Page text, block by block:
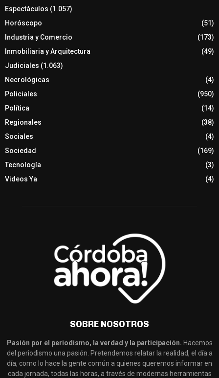
Espectáculos (1.057)
Horóscopo
(51)
Industria y Comercio
(173)
Inmobiliaria y Arquitectura
(49)
Judiciales (1.063)
Necrológicas
(4)
Policiales
(950)
Política
(14)
Regionales
(38)
Sociales
(4)
Sociedad
(169)
Tecnología
(3)
Videos Ya
(4)
SOBRE NOSOTROS
Pasión por el periodismo, la verdad y la participación. Hacemos
del periodismo una pasión. Pretendemos relatar la realidad, el día a
día, como lo hace la gente común a quienes queremos informar en
cada jornada, todas las horas, a través de modernas herramientas